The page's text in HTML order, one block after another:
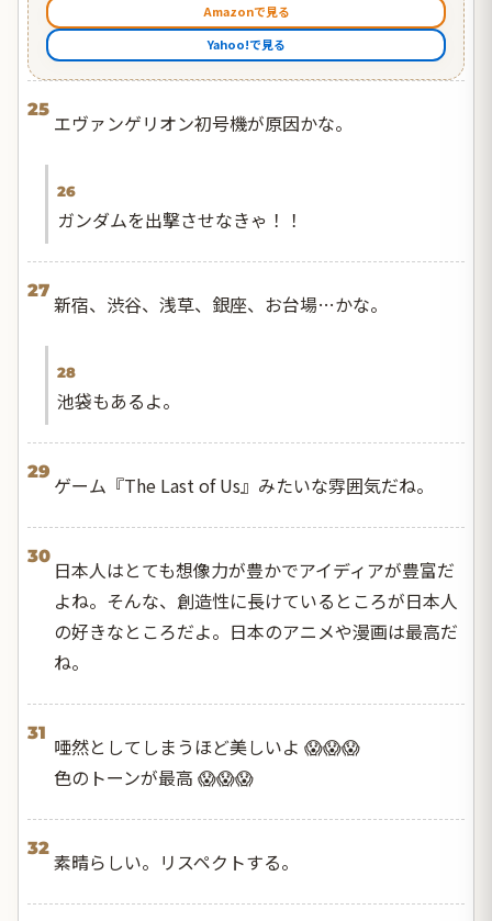
Amazonで見る
Yahoo!で見る
25
エヴァンゲリオン初号機が原因かな。
26
ガンダムを出撃させなきゃ！！
27
新宿、渋谷、浅草、銀座、お台場…かな。
28
池袋もあるよ。
29
ゲーム『The Last of Us』みたいな雰囲気だね。
30
日本人はとても想像力が豊かでアイディアが豊富だ
よね。そんな、創造性に長けているところが日本人
の好きなところだよ。日本のアニメや漫画は最高だ
ね。
31
唖然としてしまうほど美しいよ 😱😱😱
色のトーンが最高 😱😱😱
32
素晴らしい。リスペクトする。